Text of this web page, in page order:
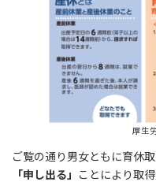
厚生
ご覧の通り男女ともに育休
「申し出る」
ことにより取